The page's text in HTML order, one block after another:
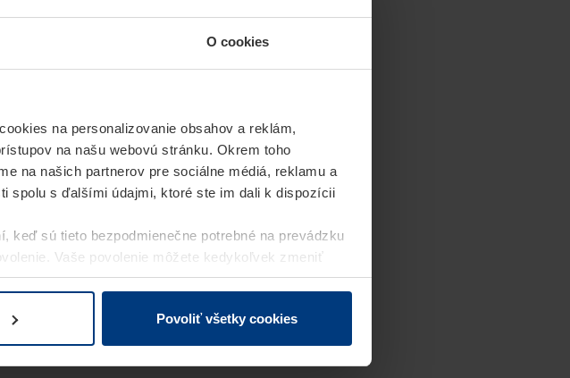
O cookies
na personalizovanie obsahov a reklám,
na našu webovú stránku. Okrem toho
na našich partnerov pre sociálne médiá, reklamu a
spolu s ďalšími údajmi, ktoré ste im dali k dispozícii
keď sú tieto bezpodmienečne potrebné na prevádzku
Vaše povolenie môžete kedykoľvek zmeniť
osobných údajovnašej webovej stránky.
Povoliť všetky cookies